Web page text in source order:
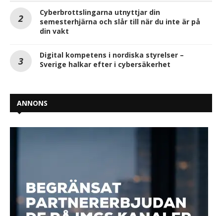
Cyberbrottslingarna utnyttjar din
semesterhjärna och slår till när du inte är på
din vakt
Digital kompetens i nordiska styrelser –
Sverige halkar efter i cybersäkerhet
ANNONS